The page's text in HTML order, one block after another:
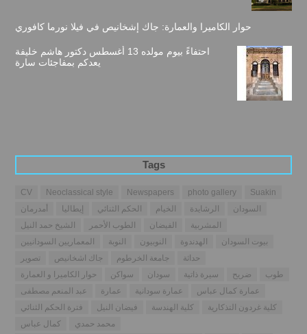
حوار الكاميرا والعمارة: جاك إشخانيص في فيلا نورما كافوري
احتفاءً بيوم مولده 13 أغسطس دكتور هاشم خليفة
يعدكم بمفاجئات سارة
Tags
CV Neoclassical style Newspapers photo gallery
Suakin
أمدرمان
إيطاليا الحكم الثنائي الخيام الرشايدة
السودان
الشيخ حمد النيل
الطوب الأحمر الفيضان
المشربية
المعماريين السودانيين
النوبة النوبيون الهدندوة
بيوت السودان
تصوير
جاك اشخانيص جامعة الخرطوم
حداثة
حوار الكاميرا و العمارة
سواكن سودان سيرة ذاتية ضريح
طوب
عبد المنعم مصطفى
عمارة عمارة سودانية
عمارة كمال عباس
فترة الحكم الثنائي
فيضان النيل كلية الهندسة
كلية غردون التذكارية
كمال عباس
محمد حمدي